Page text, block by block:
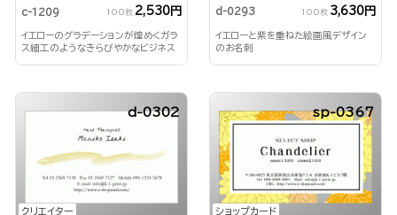
c-1209 100枚 2,530円
イエローのグラデーションが煌めくガラ
ス細工のようなきらびやかなビジネス
d-0293 100枚 3,630円
イエローと紫を重ねた絵画風デザイン
のお名刺
クリエイター
d-0302
ショップカード
sp-0367